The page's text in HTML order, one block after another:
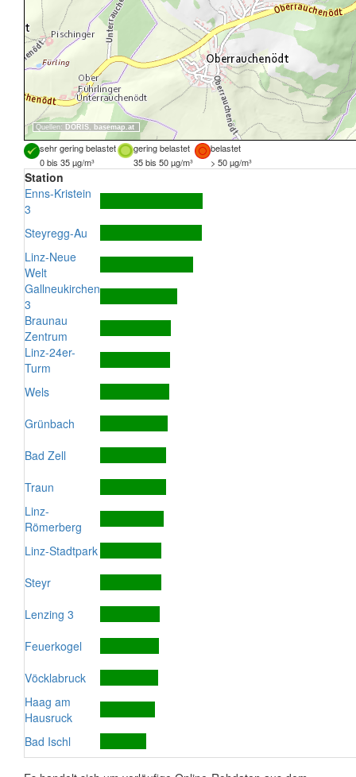
Quellen: DORIS, basemap.at
sehr gering belastet gering belastet
belastet
0 bis 35 µg/m³
35 bis 50 µg/m³ > 50 µg/m³
Station
Enns-Kristein
3
Steyregg-Au
Linz-Neue
Welt
Gallneukirchen
3
Braunau
Zentrum
Linz-24er-
Turm
Wels
Grünbach
Bad Zell
Traun
Linz-
Römerberg
Linz-Stadtpark
Steyr
Lenzing 3
Feuerkogel
Vöcklabruck
Haag am
Hausruck
Bad Ischl